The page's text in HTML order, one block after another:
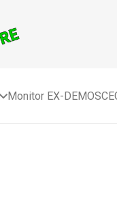
Monitor EX-DEMO